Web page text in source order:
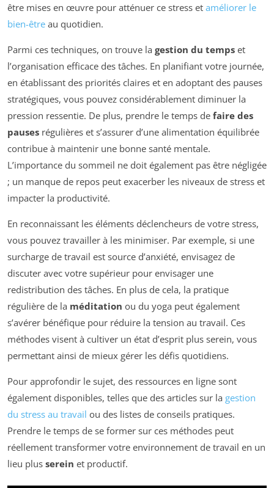
être mises en œuvre pour atténuer ce stress et améliorer le
bien-être au quotidien.
Parmi ces techniques, on trouve la gestion du temps et
l’organisation efficace des tâches. En planifiant votre journée,
en établissant des priorités claires et en adoptant des pauses
stratégiques, vous pouvez considérablement diminuer la
pression ressentie. De plus, prendre le temps de faire des
pauses régulières et s’assurer d’une alimentation équilibrée
contribue à maintenir une bonne santé mentale.
L’importance du sommeil ne doit également pas être négligée
; un manque de repos peut exacerber les niveaux de stress et
impacter la productivité.
En reconnaissant les éléments déclencheurs de votre stress,
vous pouvez travailler à les minimiser. Par exemple, si une
surcharge de travail est source d’anxiété, envisagez de
discuter avec votre supérieur pour envisager une
redistribution des tâches. En plus de cela, la pratique
régulière de la méditation ou du yoga peut également
s’avérer bénéfique pour réduire la tension au travail. Ces
méthodes visent à cultiver un état d’esprit plus serein, vous
permettant ainsi de mieux gérer les défis quotidiens.
Pour approfondir le sujet, des ressources en ligne sont
également disponibles, telles que des articles sur la gestion
du stress au travail ou des listes de conseils pratiques.
Prendre le temps de se former sur ces méthodes peut
réellement transformer votre environnement de travail en un
lieu plus serein et productif.